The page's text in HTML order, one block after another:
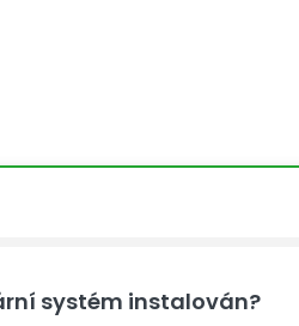
systém instalován?